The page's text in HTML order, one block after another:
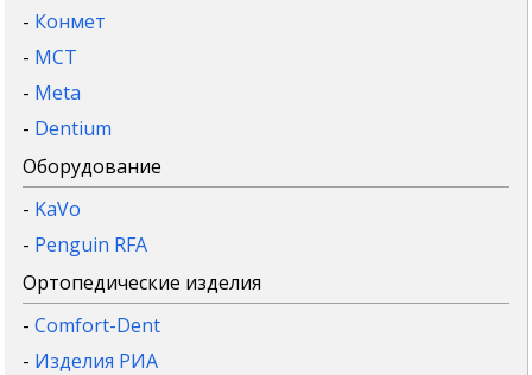
- Конмет
- MCT
- Meta
- Dentium
Оборудование
- KaVo
- Penguin RFA
Ортопедические изделия
-Comfort-Dent
- Изделия РИА